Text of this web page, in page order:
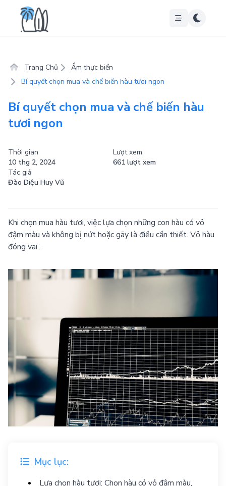
Trang Chủ
Ẩm thực biển
Bí quyết chọn mua và chế biến hàu tươi ngon
Bí quyết chọn mua và chế biến hàu
tươi ngon
Thời gian
10 thg 2, 2024
Lượt xem
661 lượt xem
Tác giả
Đào Diệu Huy Vũ
Khi chọn mua hàu tươi, việc lựa chọn những con hàu có vỏ
đậm màu và không bị nứt hoặc gãy là điều cần thiết. Vỏ hàu
đóng vai...
Mục lục:
Lựa chọn hàu tươi: Chọn hàu có vỏ đậm màu,